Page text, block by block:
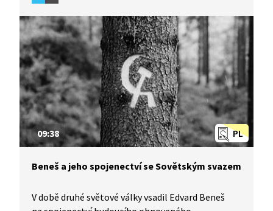
na stručnou historii této doby.
PL
09:38
Beneš a jeho spojenectví se Sovětským svazem
V době druhé světové války vsadil Edvard Beneš